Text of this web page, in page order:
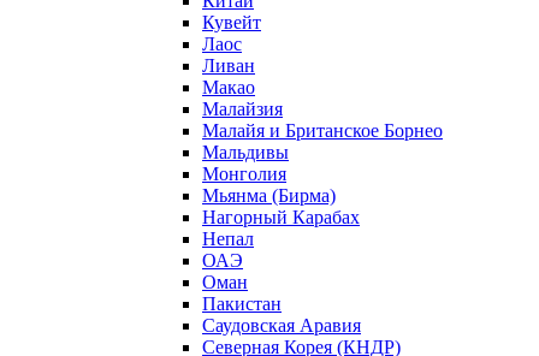
Кувейт
Лаос
Ливан
Макао
Малайзия
Малайя и Британское Борнео
Мальдивы
Монголия
Мьянма (Бирма)
Нагорный Карабах
Непал
ОАЭ
Оман
Пакистан
Саудовская Аравия
Северная Корея (КНДР)